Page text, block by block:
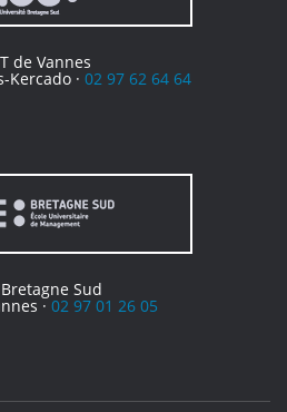
de Vannes
Kercado · 02 97 62 64 64
Bretagne Sud
·02 97 01 26 05